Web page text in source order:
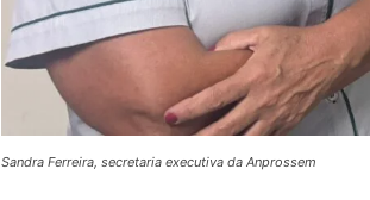
Sandra Ferreira, secretaria executiva da Anprossem